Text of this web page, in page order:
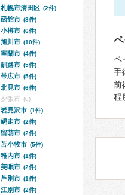
ペ
手
前
程
札幌市清田区 (2件)
函館市 (8件)
小樽市 (6件)
旭川市 (10件)
室蘭市 (4件)
釧路市 (5件)
帯広市 (5件)
北見市 (6件)
夕張市 (0)
岩見沢市 (1件)
網走市 (2件)
留萌市 (2件)
苫小牧市 (5件)
稚内市 (1件)
美唄市 (2件)
芦別市 (1件)
江別市 (2件)